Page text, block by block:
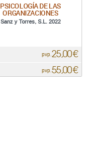
PSICOLOGÍA DE LAS
ORGANIZACIONES
Sanz y Torres, S.L. 2022
pvp. 25,00 €
pvp.55,00 €